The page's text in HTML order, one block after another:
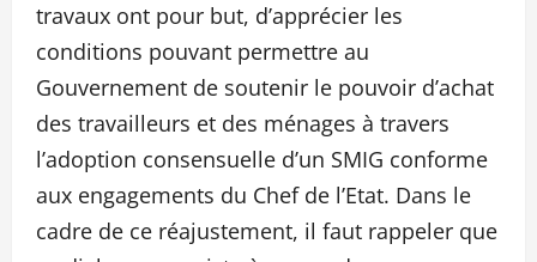
travaux ont pour but, d’apprécier les
conditions pouvant permettre au
Gouvernement de soutenir le pouvoir d’achat
des travailleurs et des ménages à travers
l’adoption consensuelle d’un SMIG conforme
aux engagements du Chef de l’Etat. Dans le
cadre de ce réajustement, il faut rappeler que